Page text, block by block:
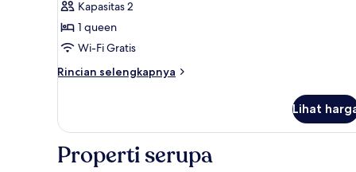
Kapasitas 2
1 queen
Wi-Fi Gratis
Rincian selengkapnya
Rincian
Kamar
Lihat
Properti serupa